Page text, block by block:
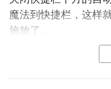
走法，甚至将大好优
就可解决延迟问题，
决比自己强的对手。
赛，有可能也会丢失
稳定开始每一场对局
魔法到快捷栏，这样
施放了。